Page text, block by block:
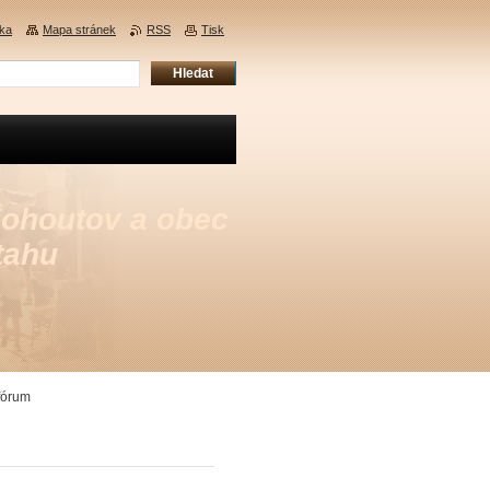
a obec
Mapa stránek RSS Tisk